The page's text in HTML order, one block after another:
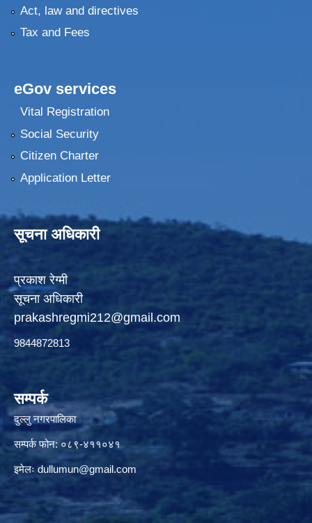
Act, law and directives
Tax and Fees
eGov services
Vital Registration
Social Security
Citizen Charter
Application Letter
सूचना अधिकारी
प्रकाश रेग्मी
सूचना अधिकारी
prakashregmi212@gmail.com
9844872813
सम्पर्क
दुल्लु नगरपालिका
सम्पर्क फोन: ०८९-४११०४१
इमेलःdullumun@gmail.com